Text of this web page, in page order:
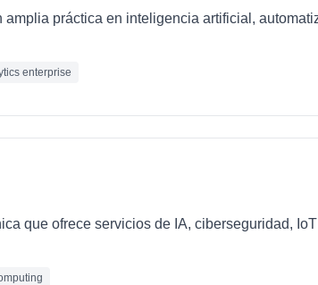
práctica en inteligencia artificial,
enterprise
que ofrece servicios de IA, ciberseguridad,